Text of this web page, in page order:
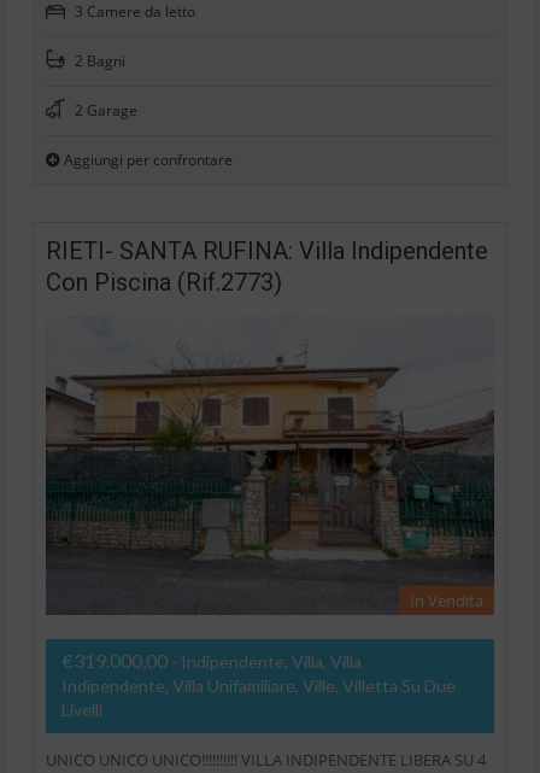
3 Camere da letto
2 Bagni
2 Garage
Aggiungi per confrontare
RIETI- SANTA RUFINA: Villa Indipendente
Con Piscina (Rif.2773)
In Vendita
€319.000,00 - Indipendente, Villa, Villa
Indipendente, Villa Unifamiliare, Ville, Villetta Su Due
Livelli
UNICO UNICO UNICO!!!!!!!!!! VILLA INDIPENDENTE LIBERA SU 4